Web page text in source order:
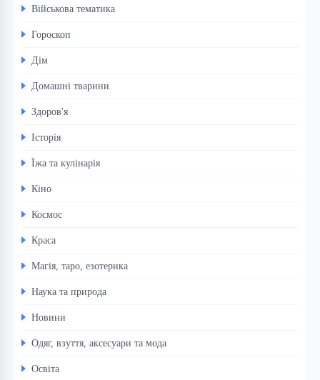
Військова тематика
Гороскоп
Дім
Домашні тварини
Здоров'я
Історія
Їжа та кулінарія
Кіно
Космос
Краса
Магія, таро, езотерика
Наука та природа
Новини
Одяг, взуття, аксесуари та мода
Освіта